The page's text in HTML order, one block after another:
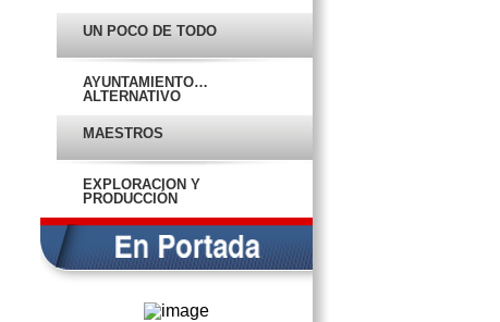
VOTO NULO, LA CUARTA
EN PORTADA
AVANZA CAMPECHE EN
UN POCO DE TODO
AYUNTAMIENTO…
ALTERNATIVO
MAESTROS
EXPLORACIÓN Y
PRODUCCIÓN